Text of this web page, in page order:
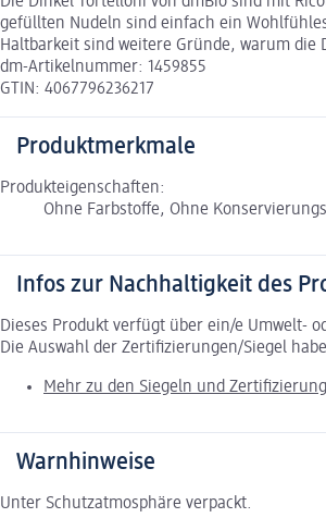
gefüllten Nudeln sind einfach ein
Haltbarkeit sind weitere Gründe, warum die
dm-Artikelnummer: 1459855
GTIN: 4067796236217
Produktmerkmale
Produkteigenschaften:
Ohne Farbstoffe, Ohne
Infos zur Nachhaltigkeit des
Dieses Produkt verfügt über ein/e Umwelt-
Die Auswahl der Zertifizierungen/Siegel
Mehr zu den Siegeln und
Warnhinweise
Unter Schutzatmosphäre verpackt.